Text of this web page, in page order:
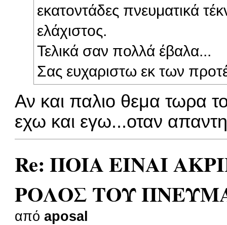
εκατοντάδες πνευματικά
ελάχιστος.
Τελικά σαν πολλά έβαλα...
Σας ευχαριστω εκ των
Αν και παλιο θεμα τωρα
εχω και εγω...οταν
Re: ΠΟΙΑ ΕΙΝΑΙ
ΡΟΛΟΣ ΤΟΥ
απόaposal